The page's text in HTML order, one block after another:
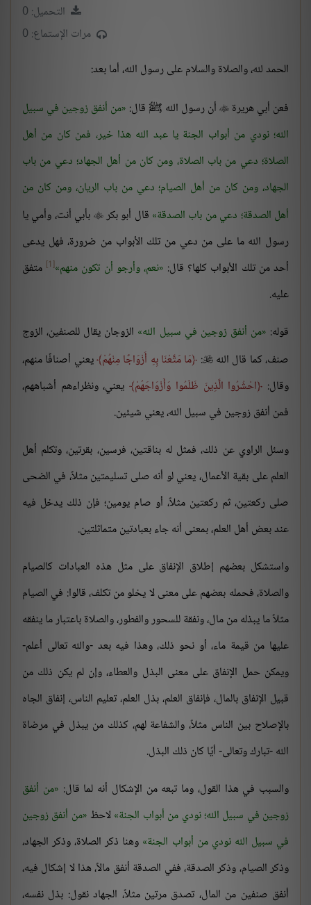
التحميل: 0
مرات الإستماع: 0
الحمد لله، والصلاة والسلام على رسول الله، أما بعد:
فعن أبي هريرة أن رسول الله ﷺ قال: من أنفق زوجين في سبيل
الله؛ نودي من أبواب الجنة يا عبد الله هذا خير، فمن كان من أهل
الصلاة؛ دعي من باب الصلاة، ومن كان من أهل الجهاد؛ دعي من باب
الجهاد، ومن كان من أهل الصيام؛ دعي من باب الريان، ومن كان من
أهل الصدقة؛ دعي من باب الصدقة قال أبو بكر بأبي أنت، وأمي يا
رسول الله ما على من دعي من تلك الأبواب من ضرورة، فهل يدعى
أحد من تلك الأبواب كلها؟ قال: نعم، وأرجو أن تكون منهم [1]
متفق
عليه.
قوله: من أنفق زوجين في سبيل الله الزوجان يقال للصنفين، الزوج
صنف، كما قال الله
: مَا مَتَّعْنَا بِهِ أَزْوَاجًا مِنْهُمْ يعني أصنافًا منهم،
وقال:
احْشُرُوا الَّذِينَ ظَلَمُوا وَأَزْوَاجَهُمْ يعني، ونظراءهم أشباههم،
فمن أنفق زوجين في سبيل الله، يعني شيئين.
وسئل الراوي عن ذلك، فمثل له بناقتين، فرسين، بقرتين، وتكلم أهل
العلم على بقية الأعمال، يعني لو أنه صلى تسليمتين مثلاً، في الضحى
صلى ركعتين، ثم ركعتين مثلاً، أو صام يومين؛ فإن ذلك يدخل فيه
عند بعض أهل العلم، بمعنى أنه جاء بعبادتين متماثلتين.
واستشكل بعضهم إطلاق الإنفاق على مثل هذه العبادات كالصيام
والصلاة، فحمله بعضهم على معنى لا يخلو من تكلف، قالوا: في الصيام
مثلاً ما يبذله من مال، ونفقة للسحور والفطور، والصلاة باعتبار ما ينفقه
عليها من قيمة ماء، أو نحو ذلك، وهذا فيه بعد -والله تعالى أعلم-
ويمكن حمل الإنفاق على معنى البذل والعطاء، وإن لم يكن ذلك من
قبيل الإنفاق بالمال، فإنفاق العلم، بذل العلم، تعليم الناس، إنفاق الجاه
بالإصلاح بين الناس مثلاً، والشفاعة لهم، كذلك من يبذل في مرضاة
الله -تبارك وتعالى- أيًا كان ذلك البذل.
والسبب في هذا القول، وما تبعه من الإشكال أنه لما قال: من أنفق
زوجين في سبيل الله؛ نودي من أبواب الجنة لاحظ من أنفق زوجين
في سبيل الله نودي من أبواب الجنة وهنا ذكر الصلاة، وذكر الجهاد،
وذكر الصيام، وذكر الصدقة، ففي الصدقة أنفق مالاً، هذا لا إشكال فيه،
أنفق صنفين من المال، تصدق مرتين مثلاً، الجهاد نقول: بذل نفسه،